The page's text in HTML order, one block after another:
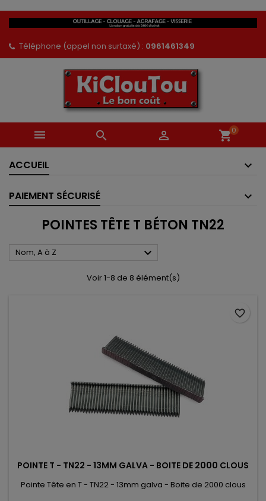
Téléphone (appel non surtaxé) : 0961461349
   shopping_cart0
ACCUEIL
PAIEMENT SÉCURISÉ
POINTES TÊTE T BÉTON TN22
Nom, A à Z 
Voir 1-8 de 8 élément(s)
POINTE T - TN22 - 13MM GALVA - BOITE DE 2000 CLOUS
Pointe Tête en T - TN22 - 13mm galva - Boite de 2000 clous
favorite_border